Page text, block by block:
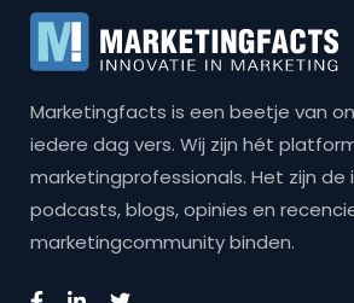
Marketingfacts is een beetje van
iedere dag vers. Wij zijn hét
marketingprofessionals. Het zijn de
podcasts, blogs, opinies en
marketingcommunity binden.